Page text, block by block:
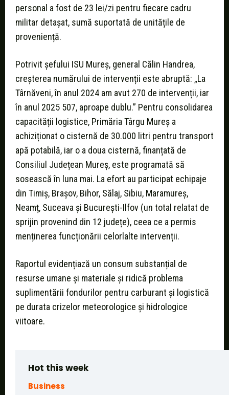
personal a fost de 23 lei/zi pentru fiecare cadru
militar detașat, sumă suportată de unitățile de
proveniență.
Potrivit șefului ISU Mureș, general Călin Handrea,
creșterea numărului de intervenții este abruptă: „La
Târnăveni, în anul 2024 am avut 270 de intervenții, iar
în anul 2025 507, aproape dublu.” Pentru consolidarea
capacității logistice, Primăria Târgu Mureș a
achiziționat o cisternă de 30.000 litri pentru transport
apă potabilă, iar o a doua cisternă, finanțată de
Consiliul Județean Mureș, este programată să
sosească în luna mai. La efort au participat echipaje
din Timiș, Brașov, Bihor, Sălaj, Sibiu, Maramureș,
Neamț, Suceava și București-Ilfov (un total relatat de
sprijin provenind din 12 județe), ceea ce a permis
menținerea funcționării celorlalte intervenții.
Raportul evidențiază un consum substanțial de
resurse umane și materiale și ridică problema
suplimentării fondurilor pentru carburant și logistică
pe durata crizelor meteorologice și hidrologice
viitoare.
Hot this week
Business